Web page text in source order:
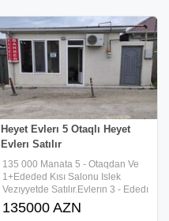
Heyet Evlerı 5 Otaqlı Heyet
Evlerı Satılır
135 000 Manata 5 - Otaqdan Ve
1+Ededed Kısı Salonu Islek
Vezıyyetde Satılır.Evlerın 3 - Ededı
1 - Otaqdan Ibaretdır.Ve 1 - Eded
Ber Berxana Hamısı Icarededır.
135000 AZN